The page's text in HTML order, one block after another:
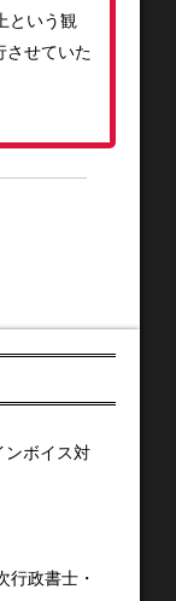
という観
させていた
ンボイス対
行政書士・